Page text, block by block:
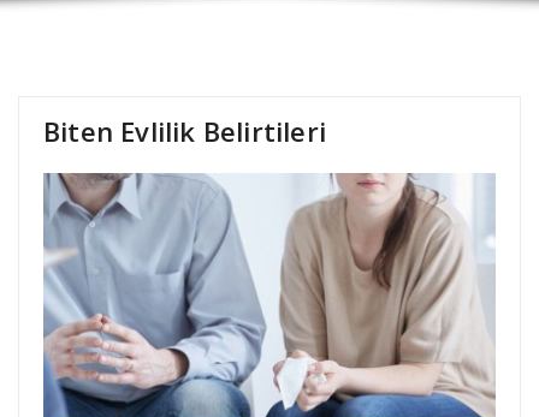
Biten Evlilik Belirtileri